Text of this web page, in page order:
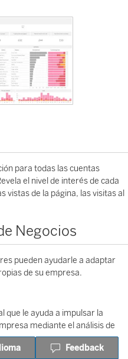
para todas las cuentas
el nivel de interés de cada
vistas de la página, las visitas al
Negocios
pueden ayudarle a adaptar
de su empresa.
que le ayuda a impulsar la
mediante el análisis de
clientes a implementar o
Feedback